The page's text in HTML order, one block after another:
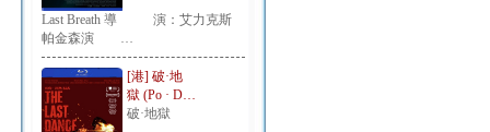
Last Breath 導 演：艾力克斯
帕金森演 …
[港] 破·地
獄 (Po · D…
破·地獄